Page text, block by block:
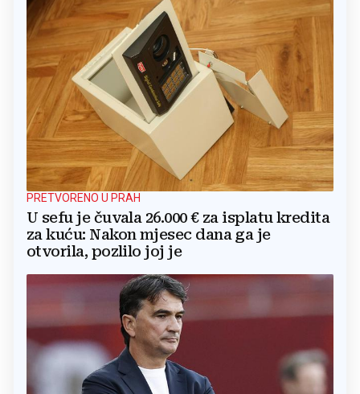
PRETVORENO U PRAH
U sefu je čuvala 26.000 € za isplatu kredita
za kuću: Nakon mjesec dana ga je
otvorila, pozlilo joj je